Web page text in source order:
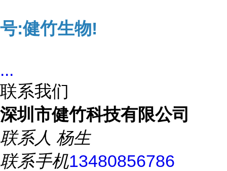
号:健竹生物!
...
联系我们
深圳市健竹科技有限公司
联系人 杨生
联系手机13480856786